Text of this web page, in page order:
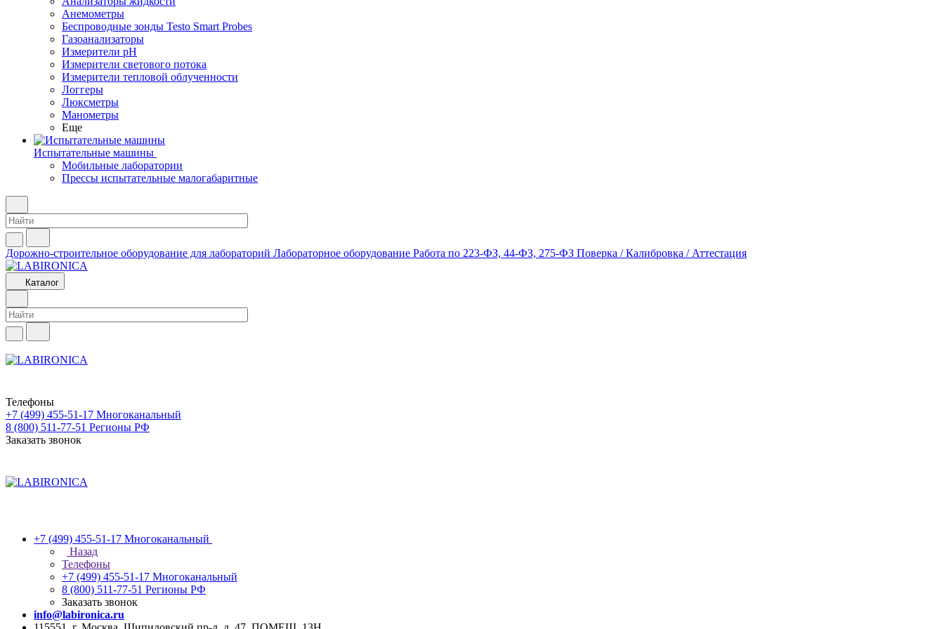
Анемометры
Беспроводные зонды Testo Smart Probes
Газоанализаторы
Измерители pH
Измерители светового потока
Измерители тепловой облученности
Логгеры
Люксметры
Манометры
Еще
Испытательные машины
Мобильные лаборатории
Прессы испытательные малогабаритные
Дорожно-строительное оборудование для лабораторий Лабораторное оборудование Работа по 223-ФЗ, 44-ФЗ, 275-ФЗ Поверка / Калибровка / Аттестация
Каталог
Телефоны
+7 (499) 455-51-17 Многоканальный
8 (800) 511-77-51 Регионы РФ
Заказать звонок
+7 (499) 455-51-17 Многоканальный
Назад
Телефоны
+7 (499) 455-51-17 Многоканальный
8 (800) 511-77-51 Регионы РФ
Заказать звонок
info@labironica.ru